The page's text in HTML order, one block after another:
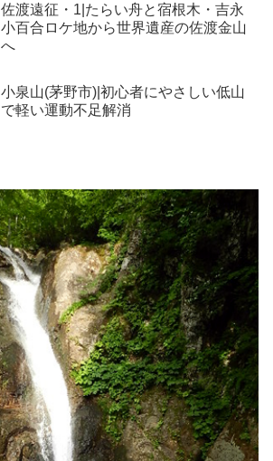
佐渡遠征・1|たらい舟と宿根木・吉永
小百合ロケ地から世界遺産の佐渡金山
へ
小泉山(茅野市)|初心者にやさしい低山
で軽い運動不足解消